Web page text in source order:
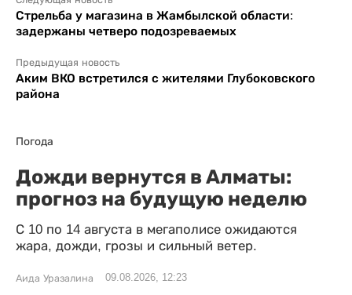
Стрельба у магазина в Жамбылской области:
задержаны четверо подозреваемых
Предыдущая новость
Аким ВКО встретился с жителями Глубоковского
района
Погода
Дожди вернутся в Алматы:
прогноз на будущую неделю
С 10 по 14 августа в мегаполисе ожидаются
жара, дожди, грозы и сильный ветер.
Аида Уразалина 09.08.2026, 12:23